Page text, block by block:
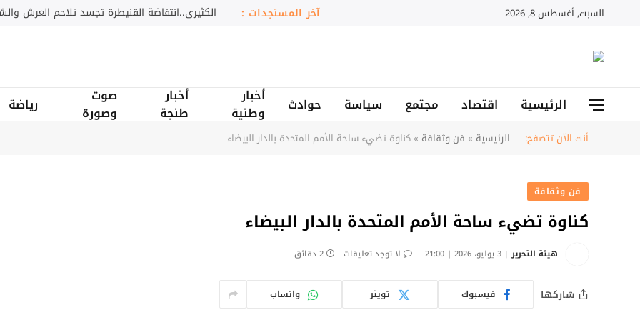
السبت, أغسطس 8, 2026 آخر المستجدات : انطلاق موسم مولاي عبد الله أمغار بالجديدة
الرئيسية اقتصاد مجتمع سياسة حوادث
أخبار
وطنية
أخبار
طنجة
صوت
وصورة
رياضة
أنت الآن تتصفح: الرئيسية » فن وثقافة »كناوة تضيء ساحة الأمم المتحدة بالدار البيضاء
فن وثقافة
كناوة تضيء ساحة الأمم المتحدة بالدار البيضاء
هيئة التحرير 3 يوليو، 2026 | 21:00 لا توجد تعليقات 2 دقائق
شاركها فيسبوك تويتر واتساب